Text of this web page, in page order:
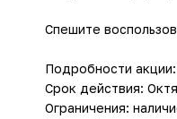
Спешите
Подробности акции:
Срок действия:
Ограничения: